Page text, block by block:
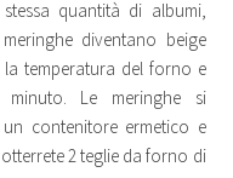
quantità di albumi,
diventano beige
temperatura del forno e
Le meringhe si
contenitore ermetico e
2 teglie da forno di